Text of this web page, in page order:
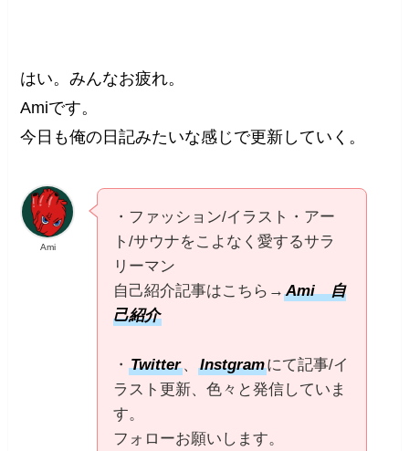
はい。みんなお疲れ。
Amiです。
今日も俺の日記みたいな感じで更新していく。
Ami
・ファッション/イラスト・アー
ト/サウナをこよなく愛するサラ
リーマン
自己紹介記事はこちら→Ami 自
己紹介
・Twitter、Instgramにて記事/イ
ラスト更新、色々と発信していま
す。
フォローお願いします。